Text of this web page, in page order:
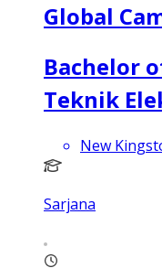
Global
Bachelor
Teknik
New
Sarjana